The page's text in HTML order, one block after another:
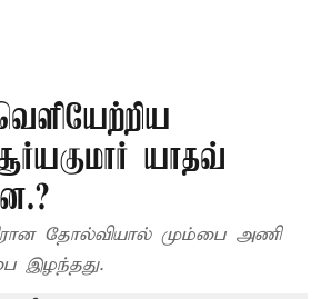
யாதவ்
தோல்வியால் மும்பை அணி
இழந்தது.